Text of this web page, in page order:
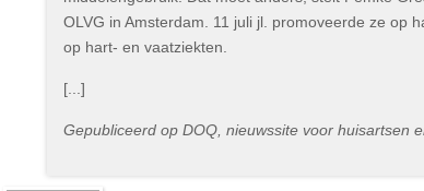
OLVG in Amsterdam. 11 juli jl. promoveerde ze op
op hart- en vaatziekten.
[...]
Gepubliceerd op DOQ, nieuwssite voor huisartsen